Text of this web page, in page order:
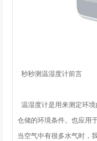
秒秒测温湿度计前言
温湿度计是用来测定环
仓储的环境条件。也应用
当空气中有很多水气时，